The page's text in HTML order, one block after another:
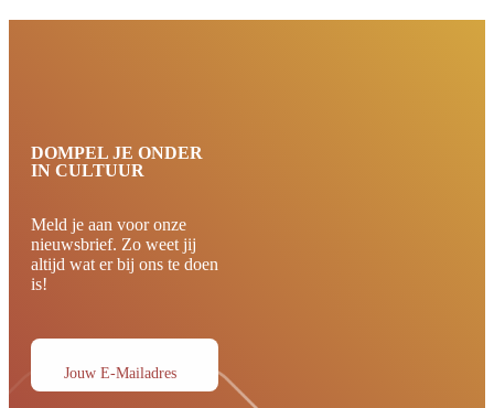
DOMPEL JE ONDER
IN CULTUUR
Meld je aan voor onze
nieuwsbrief. Zo weet jij
altijd wat er bij ons te doen
is!
Jouw E-Mailadres